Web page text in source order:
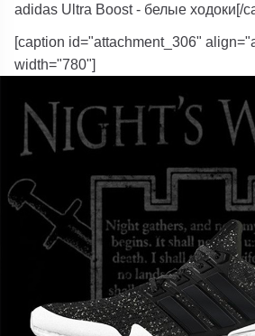
adidas Ultra Boost - белые ходоки[/
[caption id="attachment_306"
width="780"]